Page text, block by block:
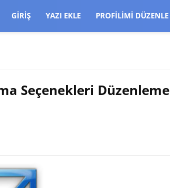
GIRIŞ YAZI EKLE PROFILIMI DÜZENLE
Seçenekleri Düzenleme